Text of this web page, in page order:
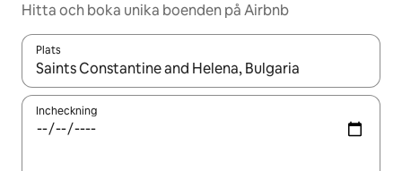
Hitta och boka unika boenden på Airbnb
Plats
När resultaten är tillgängliga kan du navigera med upp- och
Incheckning